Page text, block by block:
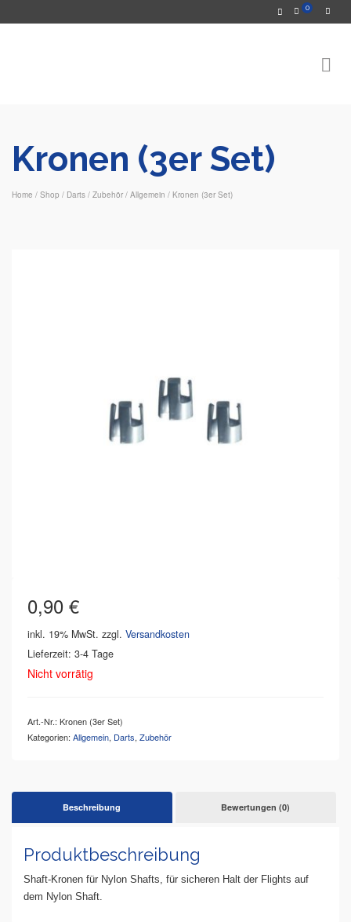
0
Kronen (3er Set)
Home / Shop / Darts / Zubehör / Allgemein / Kronen (3er Set)
0,90 €
inkl. 19% MwSt. zzgl. Versandkosten
Lieferzeit: 3-4 Tage
Nicht vorrätig
Art.-Nr.: Kronen (3er Set)
Kategorien: Allgemein, Darts, Zubehör
Beschreibung Bewertungen (0)
Produktbeschreibung
Shaft-Kronen für Nylon Shafts, für sicheren Halt der Flights auf
dem Nylon Shaft.